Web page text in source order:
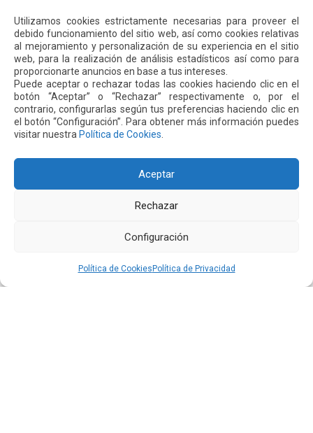
Utilizamos cookies estrictamente necesarias para proveer el
debido funcionamiento del sitio web, así como cookies relativas
al mejoramiento y personalización de su experiencia en el sitio
web, para la realización de análisis estadísticos así como para
proporcionarte anuncios en base a tus intereses.
Puede aceptar o rechazar todas las cookies haciendo clic en el
botón “Aceptar” o “Rechazar” respectivamente o, por el
contrario, configurarlas según tus preferencias haciendo clic en
el botón “Configuración”. Para obtener más información puedes
visitar nuestra Política de Cookies
Aceptar
Rechazar
Configuración
Política de Cookies Política de Privacidad
este tipo de aeronaves.
“El Airbus A320neo se caracteriza por su alto desempeño
ambiental. La aeronave cuenta con motores de última
generación y dispositivos en sus alas conocidos como
sharklets, que juntos nos permiten garantizar un vuelo más
eficiente, disminuyendo el nivel de ruido hasta en un 50% y
una reducción de 5 mil toneladas de emisiones anuales de